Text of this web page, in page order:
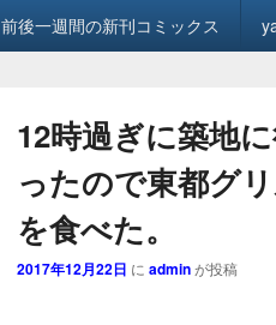
前後一週間の新刊コミックス
12時過ぎに築地
ったので東都グ
を食べた。
2017年12月22日 に adminが投稿